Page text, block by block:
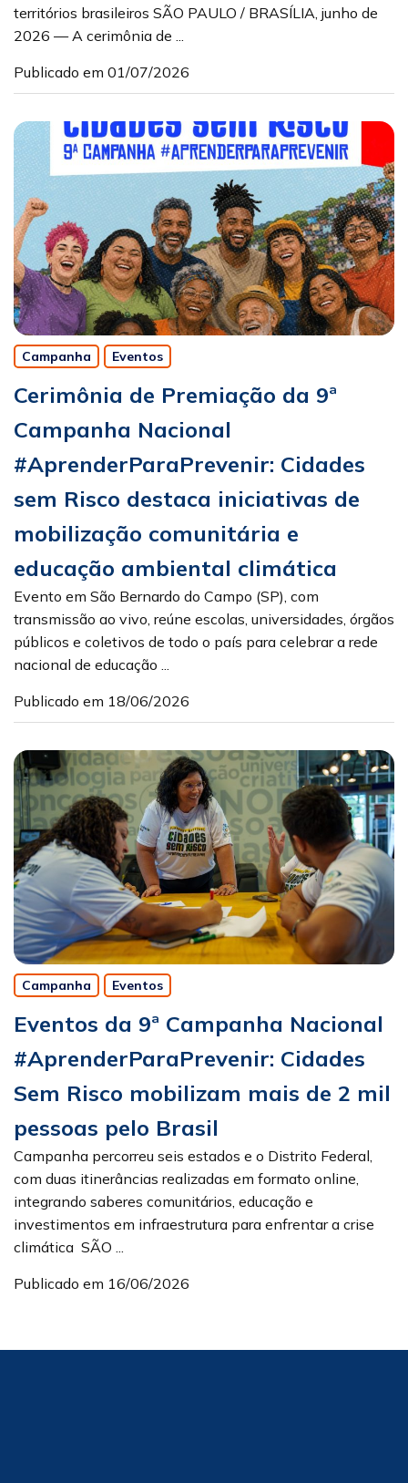
territórios brasileiros SÃO PAULO / BRASÍLIA, junho de
2026 — A cerimônia de ...
Publicado em 01/07/2026
Campanha Eventos
Cerimônia de Premiação da 9ª
Campanha Nacional
#AprenderParaPrevenir: Cidades
sem Risco destaca iniciativas de
mobilização comunitária e
educação ambiental climática
Evento em São Bernardo do Campo (SP), com
transmissão ao vivo, reúne escolas, universidades, órgãos
públicos e coletivos de todo o país para celebrar a rede
nacional de educação ...
Publicado em 18/06/2026
Campanha Eventos
Eventos da 9ª Campanha Nacional
#AprenderParaPrevenir: Cidades
Sem Risco mobilizam mais de 2 mil
pessoas pelo Brasil
Campanha percorreu seis estados e o Distrito Federal,
com duas itinerâncias realizadas em formato online,
integrando saberes comunitários, educação e
investimentos em infraestrutura para enfrentar a crise
climática SÃO ...
Publicado em 16/06/2026